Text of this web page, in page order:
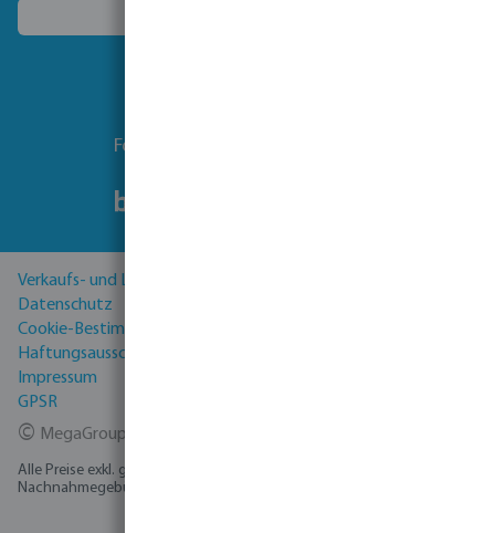
Folgen Sie uns
Verkaufs- und Lieferbedingungen
Datenschutz
Cookie-Bestimmungen
Haftungsausschluss
Impressum
GPSR
© MegaGroup Trade 2026
Alle Preise exkl. gesetzl. Mehrwertsteuer zzgl.
Nachnahmegebühren, wenn nicht anders angegeben.